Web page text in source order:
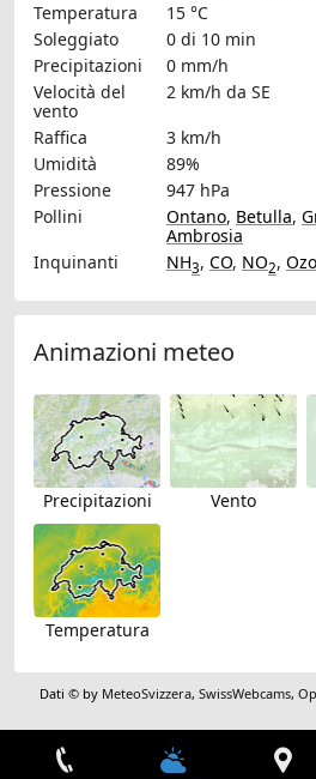
Temperatura
15 °C
Soleggiato
0 di 10 min
Precipitazioni
0 mm/h
Velocità del
vento
2 km/h da SE
Raffica
3 km/h
Umidità
89%
Pressione
947 hPa
Pollini
Ontano, Betulla,
Ambrosia
Inquinanti
NH3, CO, NO2,
Animazioni meteo
Precipitazioni Vento
Temperatura
Dati © by MeteoSvizzera,SwissWebcams,